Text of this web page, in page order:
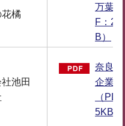
橘
万葉
F：
B）
池田
奈良
企業×
（
5KB）